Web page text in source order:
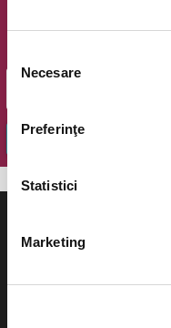
consimțământului
Necesare
Preferinţe
Statistici
Marketing
OK